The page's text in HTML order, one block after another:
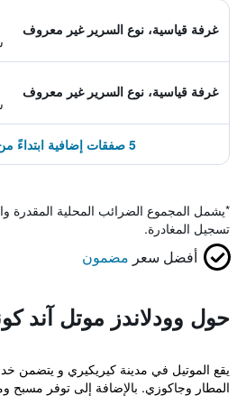
غرفة قياسية، نوع السرير غير معروف
غرفة قياسية، نوع السرير غير معروف
5 صفقات إضافية ابتداءً من 255 ﷼
*يشمل المجموع الضرائب المحلية المقدرة
تسجيل المغادرة.
أفضل سعر مضمون
حول وودلاندز موتل آند
يقع الموتيل في مدينة كيريكيري و يتضمن
المطار وجاكوزي. بالإضافة إلى توفر